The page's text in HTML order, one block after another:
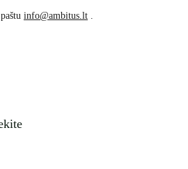
info@ambitus.lt .